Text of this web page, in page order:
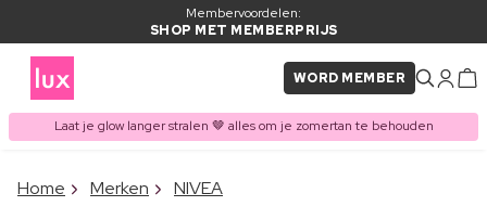
Membervoordelen:
SHOP MET MEMBERPRIJS
WORD MEMBER
Laat je glow langer stralen 🤎 alles om je zomertan te behouden
ITEM TOEGEVOEGD AAN
Home Merken NIVEA